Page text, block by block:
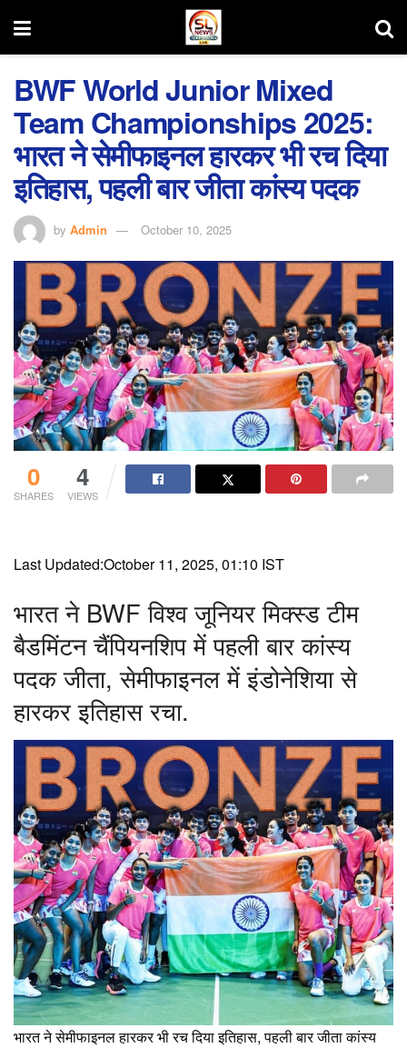
BWF World Junior Mixed
Team Championships 2025:
भारत ने सेमीफाइनल हारकर भी रच दिया
इतिहास, पहली बार जीता कांस्य पदक
by Admin October 10, 2025
0
SHARES
4
VIEWS
Last Updated:October 11, 2025, 01:10 IST
भारत ने BWF विश्व जूनियर मिक्स्ड टीम
बैडमिंटन चैंपियनशिप में पहली बार कांस्य
पदक जीता, सेमीफाइनल में इंडोनेशिया से
हारकर इतिहास रचा.
भारत ने सेमीफाइनल हारकर भी रच दिया इतिहास, पहली बार जीता कांस्य